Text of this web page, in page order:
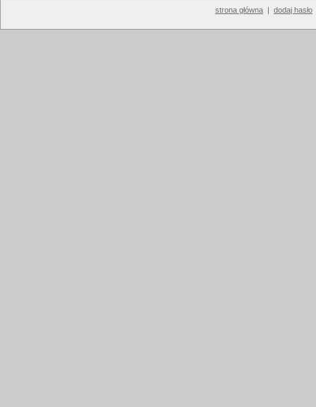
strona główna | dodaj hasło